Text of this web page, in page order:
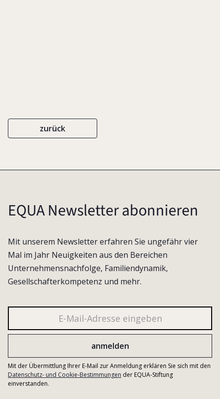
zurück
EQUA Newsletter abonnieren
Mit unserem Newsletter erfahren Sie ungefähr vier
Mal im Jahr Neuigkeiten aus den Bereichen
Unternehmensnachfolge, Familiendynamik,
Gesellschafterkompetenz und mehr.
Mit der Übermittlung Ihrer E-Mail zur Anmeldung erklären Sie sich mit den
Datenschutz- und Cookie-Bestimmungen der EQUA-Stiftung
einverstanden.